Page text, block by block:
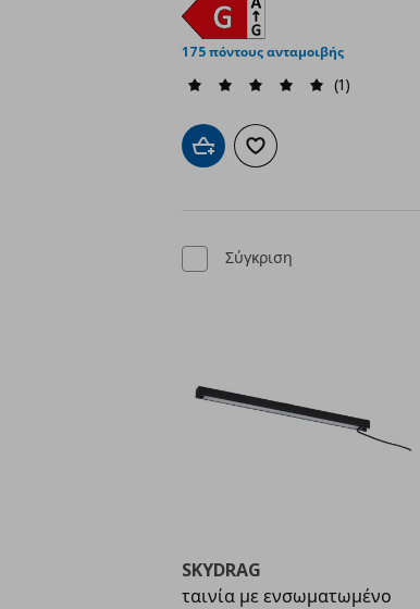
175 πόντους ανταμοιβής
(1)
Προσθήκη στο καλάθι
Προσθήκη στα αγαπημένα
Σύγκριση
SKYDRAG
ταινία με ενσωματωμένο